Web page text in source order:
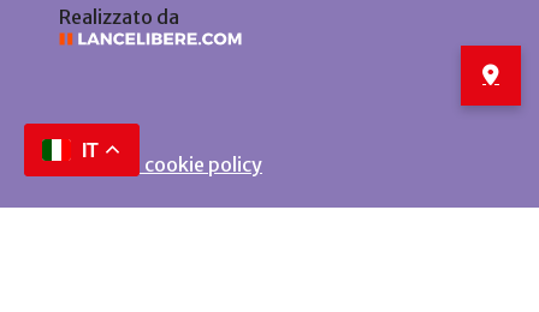
Realizzato da
Privacy e cookie policy
IT